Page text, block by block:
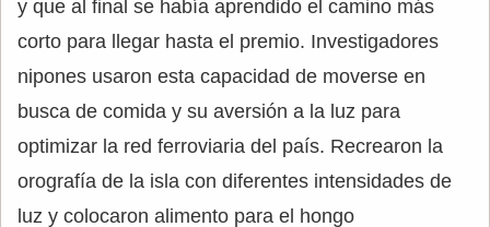
y que al final se había aprendido el camino más
corto para llegar hasta el premio. Investigadores
nipones usaron esta capacidad de moverse en
busca de comida y su aversión a la luz para
optimizar la red ferroviaria del país. Recrearon la
orografía de la isla con diferentes intensidades de
luz y colocaron alimento para el hongo